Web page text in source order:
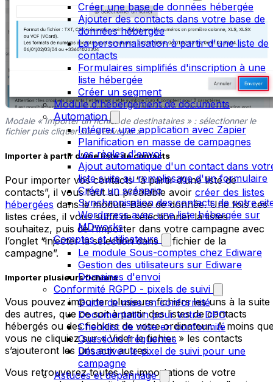
Créer une base de données hébergée
Ajouter des contacts dans votre base de
données hébergée
La personnalisation à partir d'une liste de
contacts
Formulaires simplifiés d'inscription à une
liste hébergée
Créer un segment
Module d'hébergement de documents
Automation
Intégrer une application avec Zapier
Planification en masse de campagnes
Les règles d'envoi
Ajout automatique d'un contact dans
liste suite au remplissage d'un formulaire
Créer un scénario
Synchronisation des contacts de votre
Wordpress avec une liste hébergée sur
MDworks
Comptes et utilisateurs
Le module Sous-comptes chez Ediware
Gestion des utilisateurs sur Ediware
Domaines d'envoi
Conformité RGPD - pixels de suivi
Guide de mise en conformité
Documentation pour votre DPO
Checklist de mise en conformité
Questions fréquentes
Désactiver le pixel de suivi pour une
campagne
Astuces et dépannage
Modale « Importer un fichier de destinataires » : sélectionner le
fichier puis cliquer sur « Envoyer »
Importer à partir d’une liste de contacts
Pour importer vos contacts “à partir d’une liste de
contacts”, il vous faut au préalable avoir créer des listes
hébergées dans le module Base de donnée. Une fois ces
listes crées, il vous suffit de sélectionner la listes
souhaitez, puis de l’importer dans votre campagne avec
l’onglet “injecter la sélection dans le fichier de la
campagne”.
Importer plusieurs fichiers
Vous pouvez importer plusieurs fichiers les uns à la suite
des autres, que ce soit à partir des listes de contacts
hébergés ou des fichiers de votre ordinateur. A moins
vous ne cliquiez sur « Vider le fichier » les contacts
s’ajouteront les uns aux autres.
Vous retrouverez toutes les importations de votre